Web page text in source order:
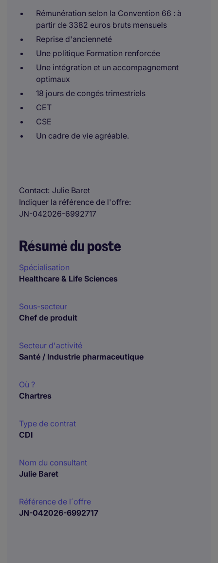
Rémunération selon la Convention 66 : à
partir de 3382 euros bruts mensuels
Reprise d'ancienneté
Une politique Formation renforcée
Une intégration et un accompagnement
optimaux
18 jours de congés trimestriels
CET
CSE
Un cadre de vie agréable.
Contact Julie Baret
Indiquer la référence de l'offre
JN-042026-6992717
Résumé du poste
Spécialisation
Healthcare & Life Sciences
Sous-secteur
Chef de produit
Secteur d'activité
Santé / Industrie pharmaceutique
Où ?
Chartres
Type de contrat
CDI
Nom du consultant
Julie Baret
Référence de l´offre
JN-042026-6992717